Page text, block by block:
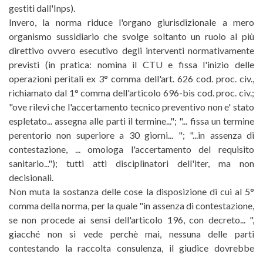
gestiti dall'Inps).
Invero, la norma riduce l'organo giurisdizionale a mero
organismo sussidiario che svolge soltanto un ruolo al più
direttivo ovvero esecutivo degli interventi normativamente
previsti (in pratica: nomina il CTU e fissa l'inizio delle
operazioni peritali ex 3° comma dell'art. 626 cod. proc. civ.,
richiamato dal 1° comma dell'articolo 696-bis cod. proc. civ.;
"ove rilevi che l'accertamento tecnico preventivo non e' stato
espletato... assegna alle parti il termine..."; "... fissa un termine
perentorio non superiore a 30 giorni... "; "...in assenza di
contestazione, ... omologa l'accertamento del requisito
sanitario..."); tutti atti disciplinatori dell'iter, ma non
decisionali.
Non muta la sostanza delle cose la disposizione di cui al 5°
comma della norma, per la quale "in assenza di contestazione,
se non procede ai sensi dell'articolo 196, con decreto... ",
giacché non si vede perchè mai, nessuna delle parti
contestando la raccolta consulenza, il giudice dovrebbe